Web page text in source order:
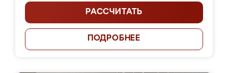
РАССЧИТАТЬ
ПОДРОБНЕЕ